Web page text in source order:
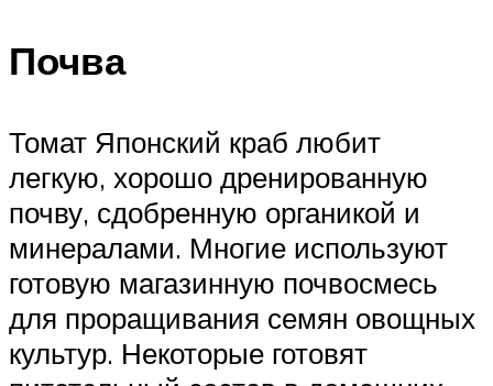
Почва
Томат Японский краб любит
легкую, хорошо дренированную
почву, сдобренную органикой и
минералами. Многие используют
готовую магазинную почвосмесь
для проращивания семян овощных
культур. Некоторые готовят